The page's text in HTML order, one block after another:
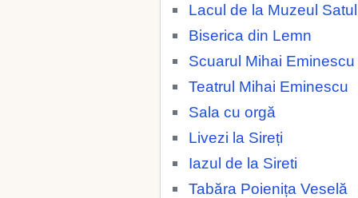
Lacul de la Muzeul
Biserica din Lemn
Scuarul Mihai Eminescu
Teatrul Mihai Eminescu
Sala cu orgă
Livezi la Sireți
Iazul de la Sireti
Tabăra Poienița Veselă